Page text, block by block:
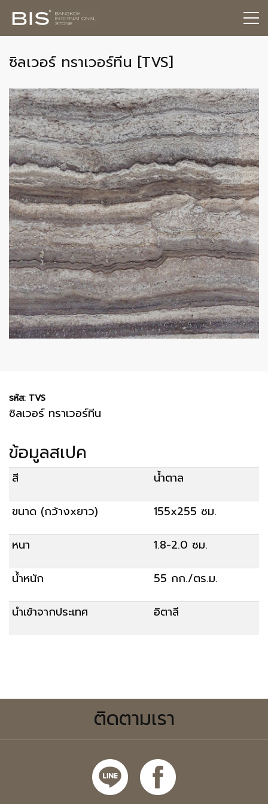
ซิลเวอร์ ทราเวอร์ทีน [TVS]
รหัส: TVS
ซิลเวอร์ ทราเวอร์ทีน
ข้อมูลสเปค
สี
น้ำตาล
ขนาด (กว้างxยาว)
155x255 ซม.
หนา
1.8-2.0 ซม.
น้ำหนัก
55 กก./ตร.ม.
นำเข้าจากประเทศ
อิตาลี
ติดตามเรา